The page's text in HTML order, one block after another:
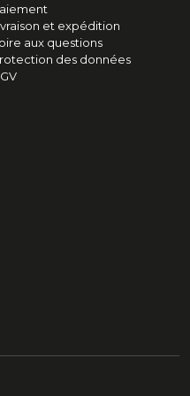
et expédition
aux questions
des données